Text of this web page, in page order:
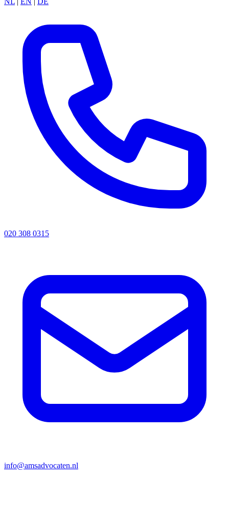
020 308 0315
info@amsadvocaten.nl